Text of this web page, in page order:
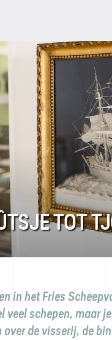
TOT
in het Fries
veel schepen, maar
over de visserij, de